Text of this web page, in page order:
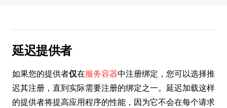
延迟提供者
如果您的提供者仅在服务容器中注册绑定，您可以选择推
迟其注册，直到实际需要注册的绑定之一。延迟加载这样
的提供者将提高应用程序的性能，因为它不会在每个请求